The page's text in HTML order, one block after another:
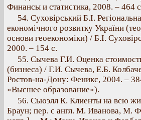
Финансы и статистика, 2008. – 464
54. Суховірський Б.І.
економічного розвитку України
основи геоекономіки) / Б.І.
2000. – 154 с.
55. Сычева Г.И. Оценка
(бизнеса) / Г.И. Сычева, Е.Б.
Ростов-на-Дону: Феникс, 2004. –
«Высшее образование»).
56. Сьюэлл К. Клиенты на всю
Браун; пер. с англ. М. Иванова, М.